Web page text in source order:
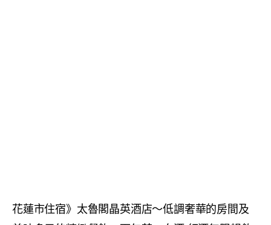
花蓮市住宿》太魯閣晶英酒店～低調奢華的房間及